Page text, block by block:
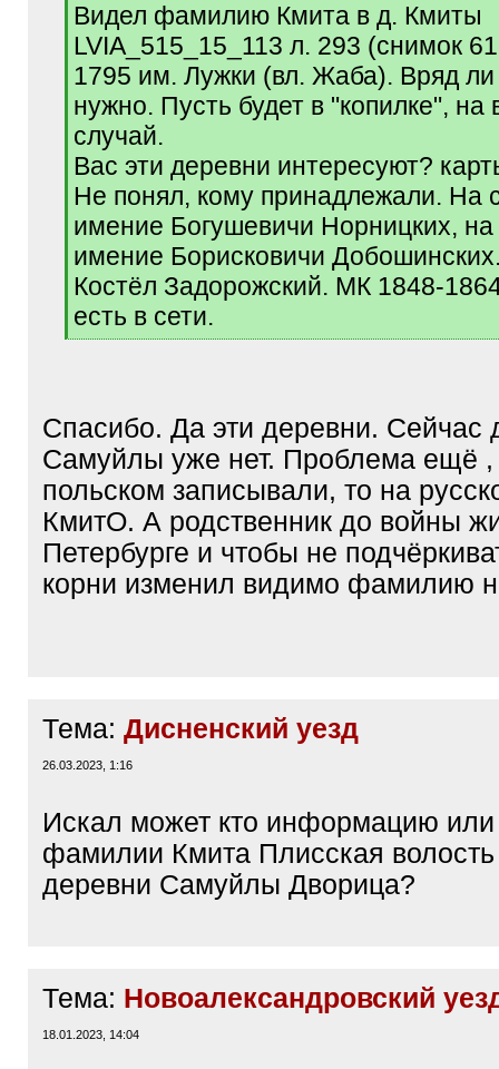
Видел фамилию Кмита в д. Кмиты
LVIA_515_15_113 л. 293 (снимок
1795 им. Лужки (вл. Жаба). Вряд
нужно. Пусть будет в "копилке", на
случай.
Вас эти деревни интересуют?
Не понял, кому принадлежали. На
имение Богушевичи Норницких, на
имение Борисковичи
Костёл Задорожский. МК 1848-
есть в сети.
[
Спасибо. Да эти деревни. Сейчас
Самуйлы уже нет. Проблема ещё ,
польском записывали, то на
КмитО. А родственник до войны
Петербурге и чтобы не
корни изменил видимо фамилию
Тема: Дисненский уезд
26.03.2023, 1:16
Искал может кто информацию или
фамилии Кмита Плисская
деревни Самуйлы Дворица?
Тема: Новоалександровский
18.01.2023, 14:04